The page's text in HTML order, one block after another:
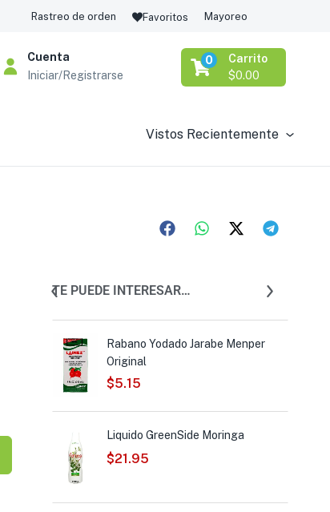
Rastreo de orden Favoritos Mayoreo
Cuenta
Iniciar/Registrarse
Carrito
0
$0.00
Vistos Recientemente
TE PUEDE INTERESAR…
Rabano Yodado Jarabe Menper
Original
$5.15
Liquido GreenSide Moringa
$21.95